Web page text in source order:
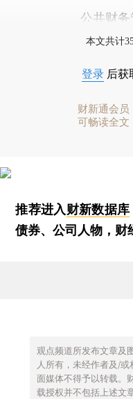
公共财
本文共计
登录 后获
财新通会员
可畅读全文
推荐进入财新数据库
债券、公司人物，财
观点频道所发布文章及
人所有，未经作者及/
面媒体不得予以转载。
载授权并不包括上述文